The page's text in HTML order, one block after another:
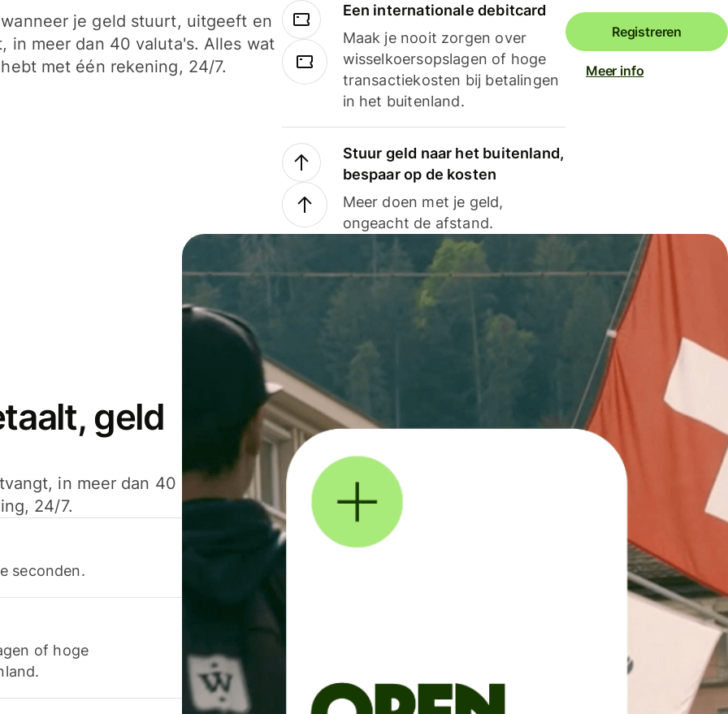
je geld stuurt, uitgeeft en
in meer dan 40 valuta's. Alles wat
met één rekening, 24/7.
Een internationale debitcard
Maak je nooit zorgen over
wisselkoersopslagen of hoge
transactiekosten bij betalingen
in het buitenland.
Stuur geld naar het buitenland,
bespaar op de kosten
Meer doen met je geld,
ongeacht de afstand.
Registreren
Meer info
geld
in meer dan 40
24/7.
seconden.
of hoge